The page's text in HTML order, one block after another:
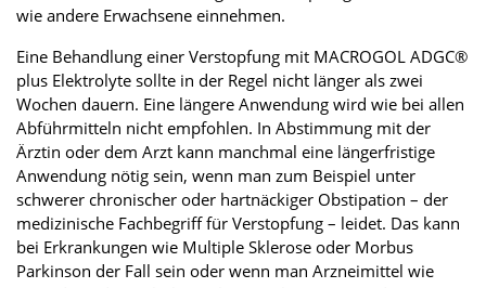
wie andere Erwachsene einnehmen.
Eine Behandlung einer Verstopfung mit MACROGOL ADGC®
plus Elektrolyte sollte in der Regel nicht länger als zwei
Wochen dauern. Eine längere Anwendung wird wie bei allen
Abführmitteln nicht empfohlen. In Abstimmung mit der
Ärztin oder dem Arzt kann manchmal eine längerfristige
Anwendung nötig sein, wenn man zum Beispiel unter
schwerer chronischer oder hartnäckiger Obstipation – der
medizinische Fachbegriff für Verstopfung – leidet. Das kann
bei Erkrankungen wie Multiple Sklerose oder Morbus
Parkinson der Fall sein oder wenn man Arzneimittel wie